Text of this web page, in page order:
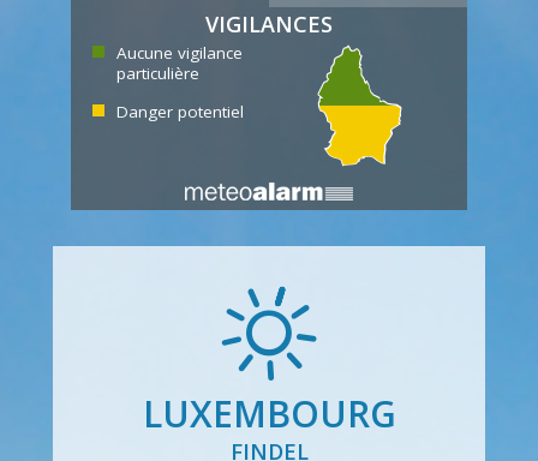
VIGILANCES
Aucune vigilance
particulière
Danger potentiel
LUXEMBOURG
FINDEL